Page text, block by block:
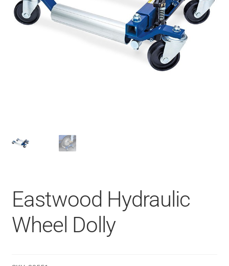
Eastwood Hydraulic
Wheel Dolly